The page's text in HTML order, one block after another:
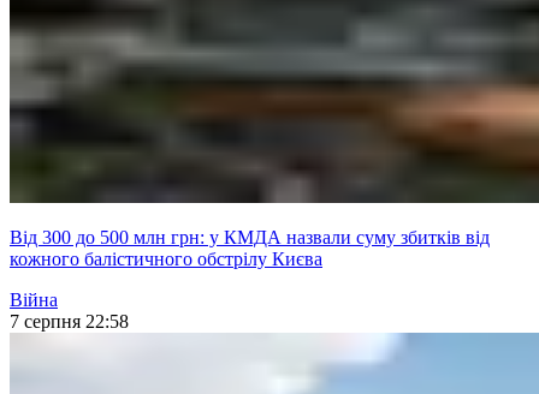
Від 300 до 500 млн грн: у КМДА назвали суму збитків від
кожного балістичного обстрілу Києва
Війна
7 серпня 22:58